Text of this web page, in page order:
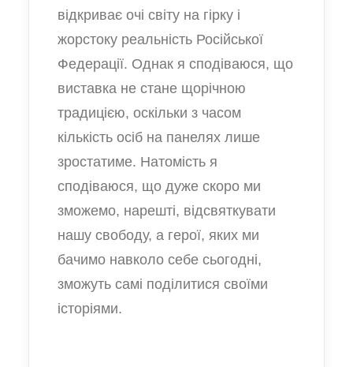
відкриває очі світу на гірку і
жорстоку реальність Російської
Федерації. Однак я сподіваюся, що
виставка не стане щорічною
традицією, оскільки з часом
кількість осіб на панелях лише
зростатиме. Натомість я
сподіваюся, що дуже скоро ми
зможемо, нарешті, відсвяткувати
нашу свободу, а герої, яких ми
бачимо навколо себе сьогодні,
зможуть самі поділитися своїми
історіями.